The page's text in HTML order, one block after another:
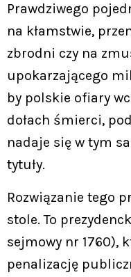
Prawdziwego
na kłamstwie,
zbrodni czy na
upokarzającego
by polskie ofiary
dołach śmierci,
nadaje się w tym
tytuły.
Rozwiązanie tego
stole. To
sejmowy nr 1760),
penalizację